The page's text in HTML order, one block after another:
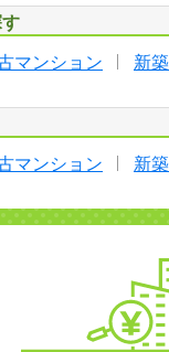
マンション 新
マンション 新